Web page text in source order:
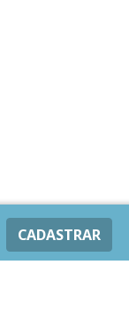
CADASTRAR